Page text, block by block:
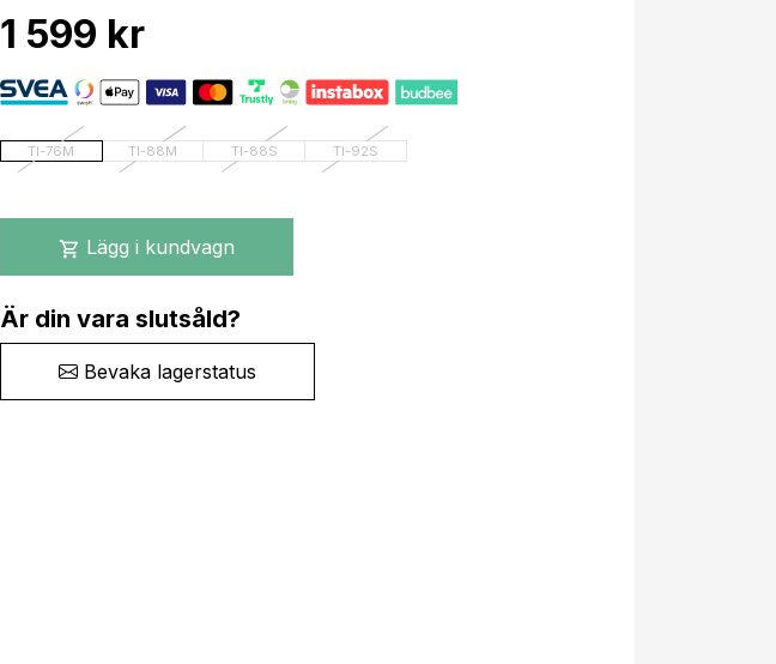
1 599 kr
TI-76M TI-88M TI-88S TI-92S
shopping_cart Lägg i kundvagn
Är din vara slutsåld?
Bevaka lagerstatus